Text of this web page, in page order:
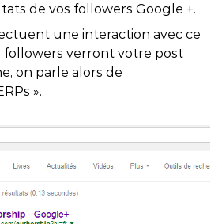
de vos followers Google +.
une interaction avec ce
followers verront votre post
on parle alors de
».